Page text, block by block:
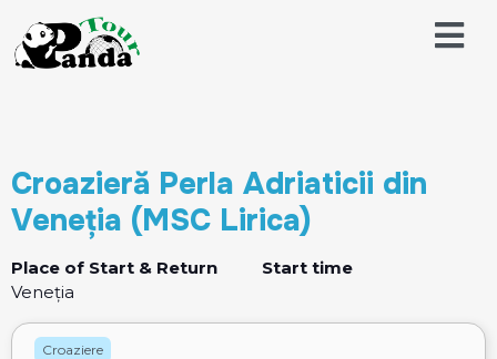
Croazieră Perla Adriaticii din
Veneția (MSC Lirica)
Place of Start & Return
Veneția
Start time
Croaziere